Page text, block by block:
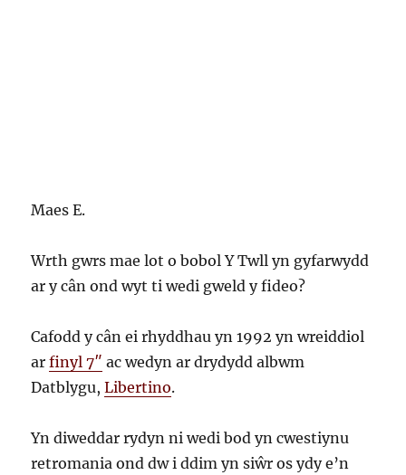
Maes E.
Wrth gwrs mae lot o bobol Y Twll yn gyfarwydd
ar y cân ond wyt ti wedi gweld y fideo?
Cafodd y cân ei rhyddhau yn 1992 yn wreiddiol
arfinyl 7″ ac wedyn ar drydydd albwm
Datblygu,Libertino.
Yn diweddar rydyn ni wedi bod yn cwestiynu
retromania ond dw i ddim yn siŵr os ydy e’n